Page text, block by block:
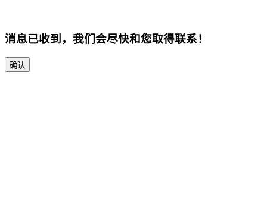
消息已收到，我们会尽快和您取得联系！
确认